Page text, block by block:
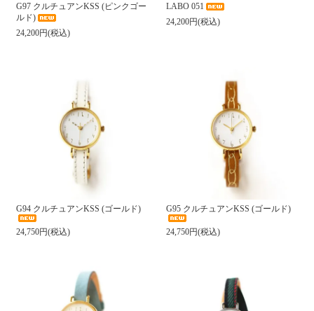
G97 クルチュアンKSS (ピンクゴー
ルド)
24,200円(税込)
LABO 051
24,200円(税込)
G94 クルチュアンKSS (ゴールド)
24,750円(税込)
G95 クルチュアンKSS (ゴールド)
24,750円(税込)